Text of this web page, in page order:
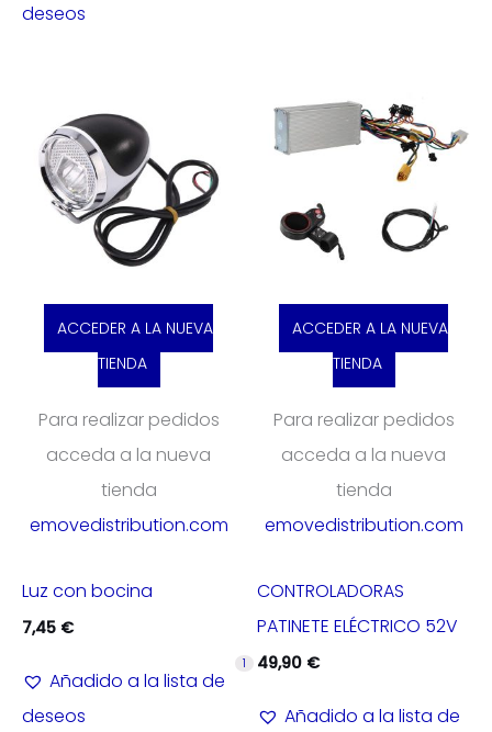
deseos
ACCEDER A LA NUEVA
TIENDA
Para realizar pedidos
acceda a la nueva
tienda
emovedistribution.com
Luz con bocina
7,45 €
Añadido a la lista de
deseos
1
ACCEDER A LA NUEVA
TIENDA
Para realizar pedidos
acceda a la nueva
tienda
emovedistribution.com
CONTROLADORAS
PATINETE ELÉCTRICO 52V
49,90 €
Añadido a la lista de